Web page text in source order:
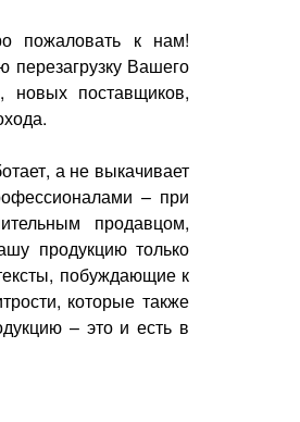
пожаловать к нам!
перезагрузку Вашего
новых поставщиков,
а не выкачивает
– при
продавцом,
продукцию только
побуждающие к
которые также
– это и есть в